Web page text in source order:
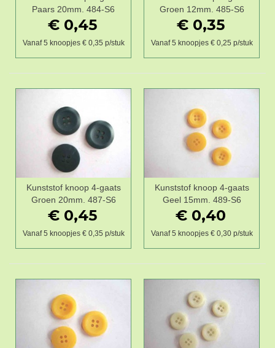
Paars 20mm. 484-S6
€ 0,45
Vanaf 5 knoopjes € 0,35 p/stuk
Groen 12mm. 485-S6
€ 0,35
Vanaf 5 knoopjes € 0,25 p/stuk
Kunststof knoop 4-gaats
Groen 20mm. 487-S6
€ 0,45
Vanaf 5 knoopjes € 0,35 p/stuk
Kunststof knoop 4-gaats
Geel 15mm. 489-S6
€ 0,40
Vanaf 5 knoopjes € 0,30 p/stuk